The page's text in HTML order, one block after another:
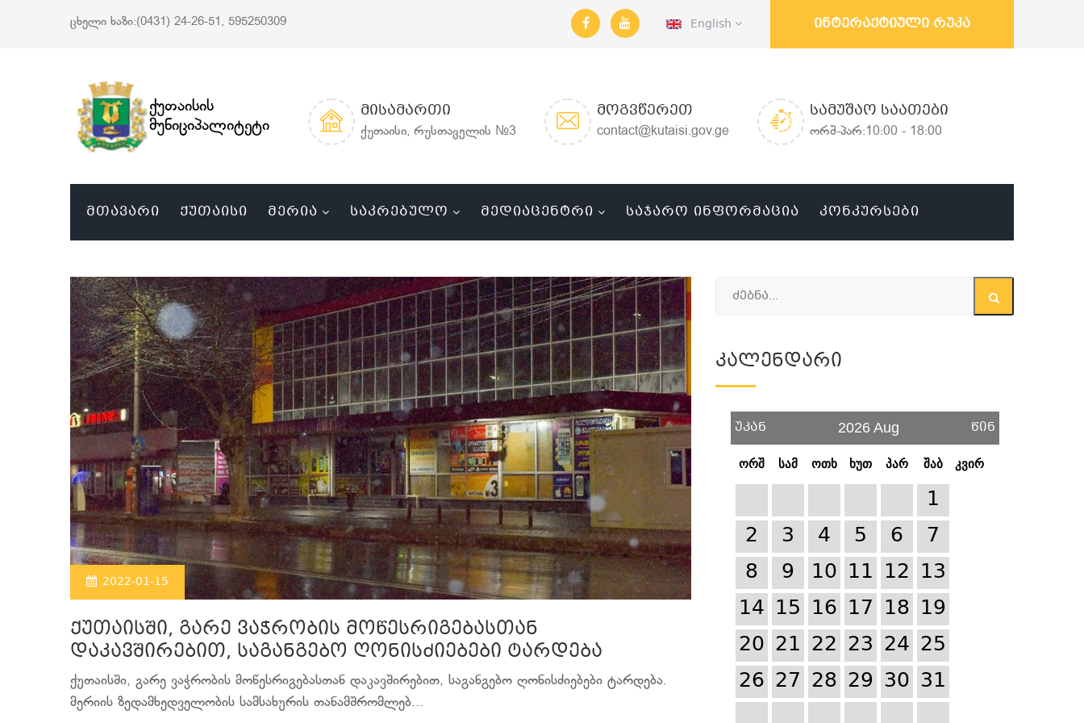
ცხელი ხაზი:(0431) 24-26-51, 595250309 English ინტერაქტიული რუკა
ქუთაისის
მუნიციპალიტეტი
ᲛᲘᲡᲐᲛᲐᲠᲗᲘ
ქუთაისი, რუსთაველის №3
ᲛᲝᲒᲕᲬᲔᲠᲔᲗ
contact@kutaisi.gov.ge
ᲡᲐᲛᲣᲨᲐᲝ ᲡᲐᲐᲗᲔᲑᲘ
ორშ-პარ:10:00 - 18:00
ᲛᲗᲐᲕᲐᲠᲘ ᲥᲣᲗᲐᲘᲡᲘ ᲛᲔᲠᲘᲐ ᲡᲐᲙᲠᲔᲑᲣᲚᲝ ᲛᲔᲓᲘᲐᲪᲔᲜᲢᲠᲘ ᲡᲐᲯᲐᲠᲝ ᲘᲜᲤᲝᲠᲛᲐᲪᲘᲐ ᲙᲝᲜᲙᲣᲠᲡᲔᲑᲘ
2022-01-15
ქუთაისში, გარე ვაჭრობის მოწესრიგებასთან
დაკავშირებით, საგანგებო ღონისძიებები ტარდება
ქუთაისში, გარე ვაჭრობის მოწესრიგებასთან დაკავშირებით, საგანგებო ღონისძიებები ტარდება.
მერიის ზედამხედველობის სამსახურის თანამშრომლებ...
Კალენდარი
უკან 2026 Aug წინ
ორშ სამ ოთხ ხუთ პარ შაბ კვირ
1
2
3 4 5 6
7
8
9 10 11 12 13
14 15 16 17 18 19
20 21 22 23 24 25
26 27 28 29 30 31